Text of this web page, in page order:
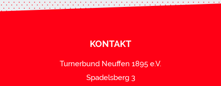
KONTAKT
Turnerbund Neuffen 1895 e.V.
Spadelsberg 3